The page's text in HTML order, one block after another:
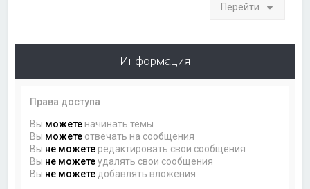
Перейти
Информация
Права доступа
Вы можете начинать темы
Вы можете отвечать на сообщения
Вы не можете редактировать свои сообщения
Вы не можетеудалять свои сообщения
Вы не можете добавлять вложения